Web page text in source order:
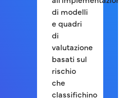
di modelli
e quadri
di
valutazione
basati sul
rischio
che
classifichino